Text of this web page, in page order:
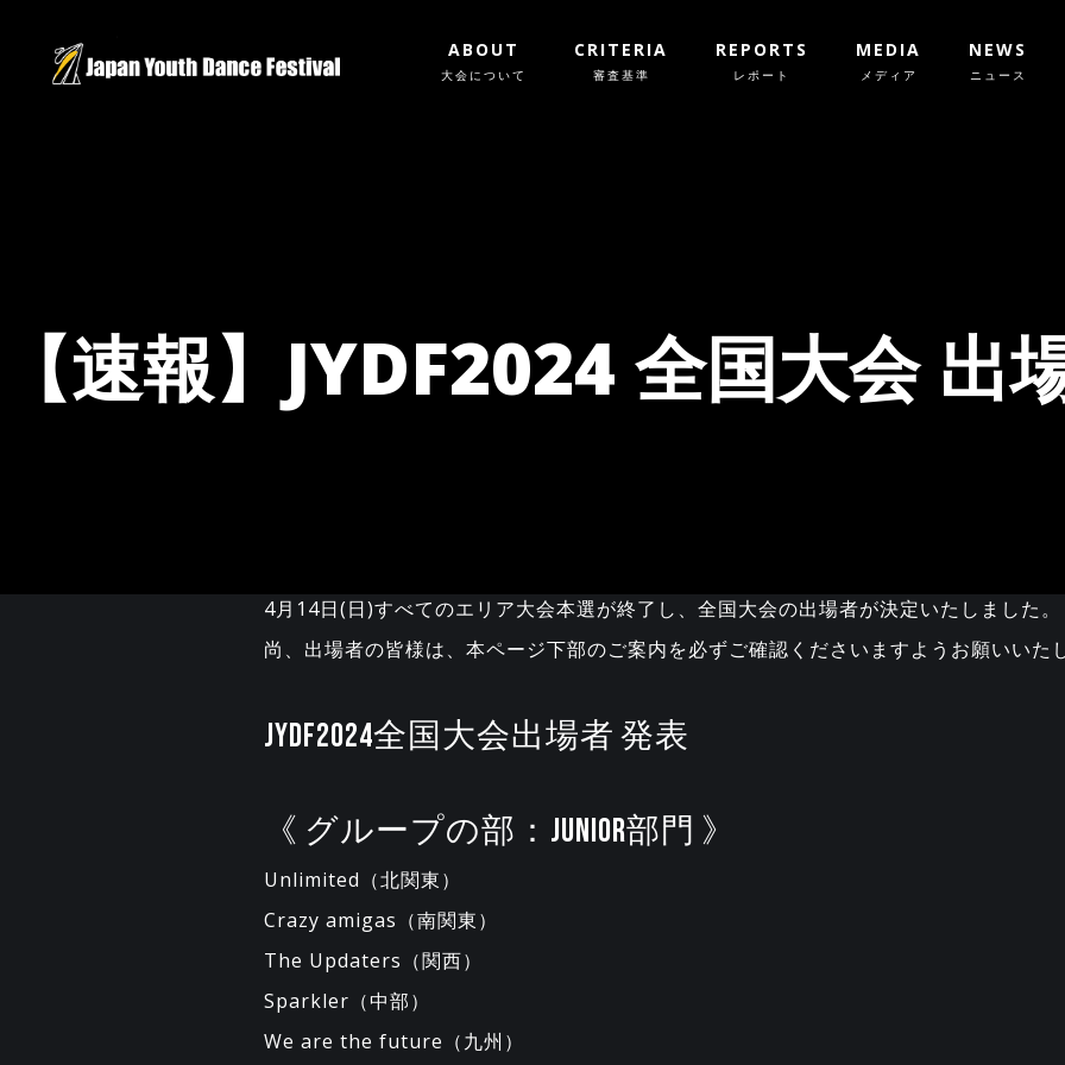
ABOUT
大会について
CRITERIA
審査基準
REPORTS
レポート
MEDIA
メディア
NEWS
ニュース
【速報】JYDF2024 全国大会 出
4月14日(日)すべてのエリア大会本選が終了し、全国大会の出場者が決定いたしました。
尚、出場者の皆様は、本ページ下部のご案内を必ずご確認くださいますようお願いいた
JYDF2024全国大会出場者 発表
《 グループの部：JUNIOR部門 》
Unlimited（北関東）
Crazy amigas（南関東）
The Updaters（関西）
Sparkler（中部）
We are the future（九州）